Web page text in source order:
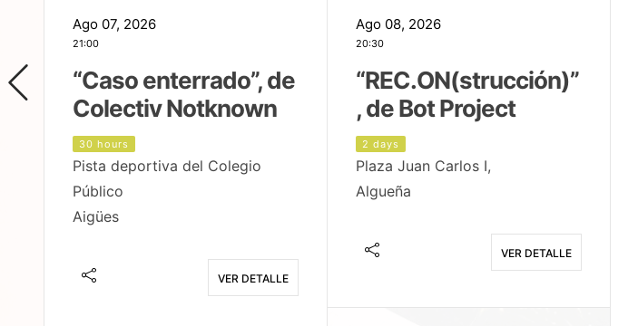
Ago 07, 2026
21:00
“Caso enterrado”, de
Colectiv Notknown
30 hours
Pista deportiva del Colegio
Público
Aigües
VER DETALLE
Ago 08, 2026
20:30
“REC.ON(strucción)”
, de Bot Project
2 days
Plaza Juan Carlos I,
Algueña
VER DETALLE